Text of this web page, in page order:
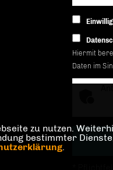
Hiermit
Daten im
zu nutzen.
bestimmter
.